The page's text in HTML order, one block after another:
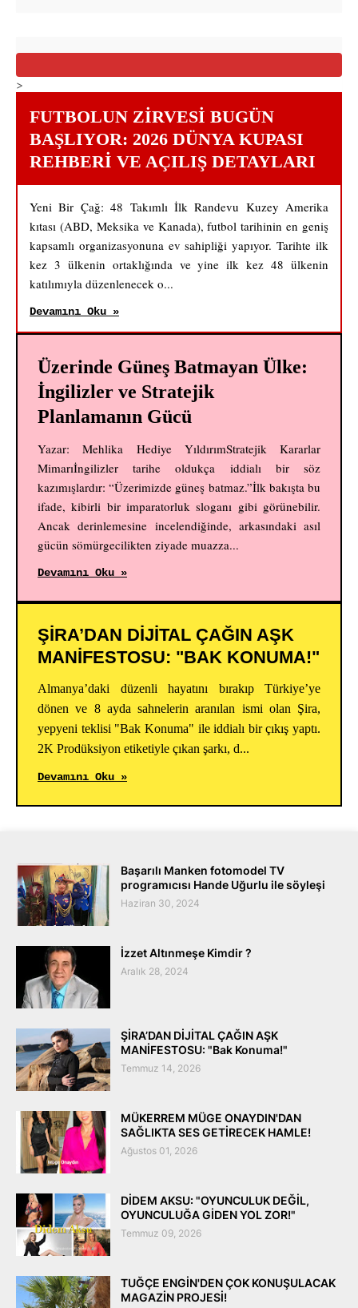
>
FUTBOLUN ZIRVESI BUGÜN
BAŞLIYOR: 2026 DÜNYA KUPASI
REHBERI VE AÇILIŞ DETAYLARI
Yeni Bir Çağ: 48 Takımlı İlk Randevu Kuzey Amerika
kıtası (ABD, Meksika ve Kanada), futbol tarihinin en geniş
kapsamlı organizasyonuna ev sahipliği yapıyor. Tarihte ilk
kez 3 ülkenin ortaklığında ve yine ilk kez 48 ülkenin
katılımıyla düzenlenecek o...
Devamını Oku »
Üzerinde Güneş Batmayan Ülke:
İngilizler ve Stratejik
Planlamanın Gücü
Yazar: Mehlika Hediye YıldırımStratejik Kararlar
Mimarıİngilizler tarihe oldukça iddialı bir söz
kazımışlardır: “Üzerimizde güneş batmaz.”İlk bakışta bu
ifade, kibirli bir imparatorluk sloganı gibi görünebilir.
Ancak derinlemesine incelendiğinde, arkasındaki asıl
gücün sömürgecilikten ziyade muazza...
Devamını Oku »
ŞİRA’DAN DİJİTAL ÇAĞIN AŞK
MANİFESTOSU: "BAK KONUMA!"
Almanya’daki düzenli hayatını bırakıp Türkiye’ye
dönen ve 8 ayda sahnelerin aranılan ismi olan Şira,
yepyeni teklisi "Bak Konuma" ile iddialı bir çıkış yaptı.
2K Prodüksiyon etiketiyle çıkan şarkı, d...
Devamını Oku »
Başarılı Manken fotomodel TV
programıcısı Hande Uğurlu ile söyleşi
Haziran 30, 2024
İzzet Altınmeşe Kimdir ?
Aralık 28, 2024
ŞİRA’DAN DİJİTAL ÇAĞIN AŞK
MANİFESTOSU: "Bak Konuma!"
Temmuz 14, 2026
MÜKERREM MÜGE ONAYDIN'DAN
SAĞLIKTA SES GETİRECEK HAMLE!
Ağustos 01, 2026
DİDEM AKSU: "OYUNCULUK DEĞİL,
OYUNCULUĞA GİDEN YOL ZOR!"
Temmuz 09, 2026
TUĞÇE ENGİN'DEN ÇOK KONUŞULACAK
MAGAZİN PROJESİ!